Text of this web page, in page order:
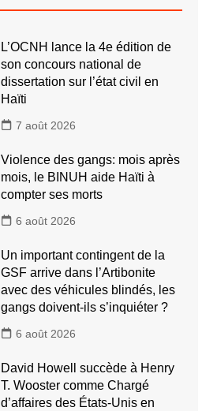
L’OCNH lance la 4e édition de
son concours national de
dissertation sur l’état civil en
Haïti
7 août 2026
Violence des gangs: mois après
mois, le BINUH aide Haïti à
compter ses morts
6 août 2026
Un important contingent de la
GSF arrive dans l’Artibonite
avec des véhicules blindés, les
gangs doivent-ils s’inquiéter ?
6 août 2026
David Howell succède à Henry
T. Wooster comme Chargé
d’affaires des États-Unis en